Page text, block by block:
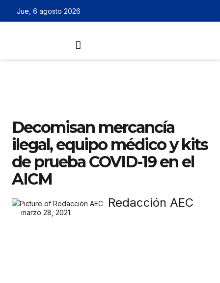
Jue, 6 agosto 2026
Decomisan mercancía
ilegal, equipo médico y kits
de prueba COVID-19 en el
AICM
Redacción AEC
marzo 28, 2021